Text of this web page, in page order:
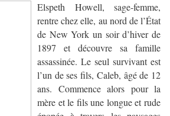
Elspeth Howell, sage-femme,
rentre chez elle, au nord de l’État
de New York un soir d’hiver de
1897 et découvre sa famille
assassinée. Le seul survivant est
l’un de ses fils, Caleb, âgé de 12
ans. Commence alors pour la
mère et le fils une longue et rude